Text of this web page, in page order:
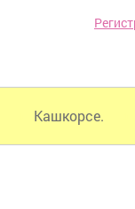
Кашкорсе.